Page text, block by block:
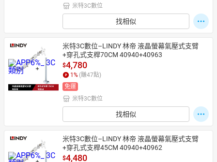
米特3C數位
找相似
米特3C數位–LINDY 林帝 液晶螢幕氣壓式支臂
+穿孔式支桿70CM 40940+40963
$4,780
1 % (賺47點)
免運
米特3C數位
找相似
米特3C數位–LINDY 林帝 液晶螢幕氣壓式支臂
+穿孔式支桿45CM 40940+40962
$4,480